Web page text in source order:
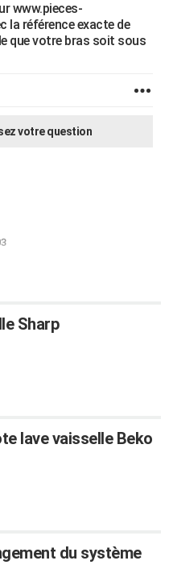
www.pieces-
la référence exacte de
que votre bras soit sous
votre question
Sharp
lave vaisselle Beko
du système